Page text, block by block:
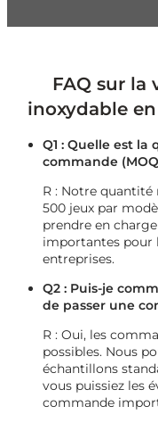
FAQ sur la
inoxydable
Q1 : Quelle est
commande
R : Notre
500 jeux par
prendre en
importantes pour
entreprises.
Q2 : Puis-je
de passer une
R : Oui, les
possibles. Nous
échantillons
vous puissiez les
commande